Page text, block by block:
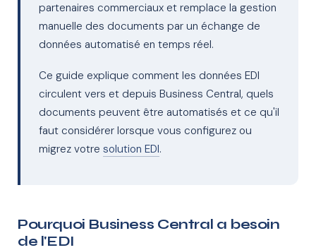
partenaires commerciaux et remplace la gestion
manuelle des documents par un échange de
données automatisé en temps réel.
Ce guide explique comment les données EDI
circulent vers et depuis Business Central, quels
documents peuvent être automatisés et ce qu'il
faut considérer lorsque vous configurez ou
migrez votresolution EDI.
Pourquoi Business Central a besoin
de l'EDI